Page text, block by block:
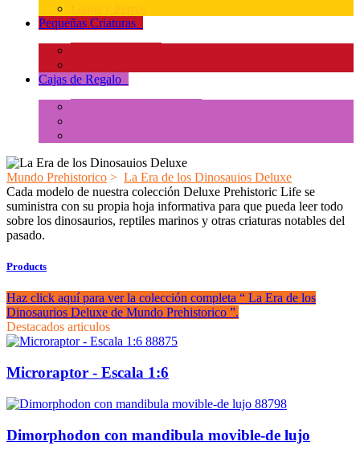
Pequeñas Criaturas
Cajas de Regalo
Mundo Prehistorico > La Era de los Dinosauios Deluxe
Cada modelo de nuestra colección Deluxe Prehistoric Life se
suministra con su propia hoja informativa para que pueda leer todo
sobre los dinosaurios, reptiles marinos y otras criaturas notables del
pasado.
Products
Haz click aquí para ver la colección completa “ La Era de los
Dinosaurios Deluxe de Mundo Prehistorico ”.
Destacados articulos
88875
Microraptor - Escala 1:6
88798
Dimorphodon con mandibula movible-de lujo